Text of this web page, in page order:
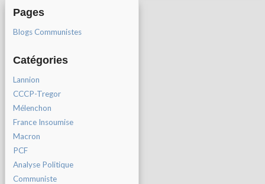
Pages
Blogs Communistes
Catégories
Lannion
CCCP-Tregor
Mélenchon
France Insoumise
Macron
PCF
Analyse Politique
Communiste